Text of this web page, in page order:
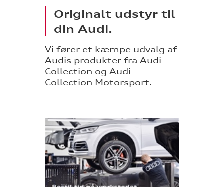
Originalt udstyr til
din Audi.
Vi fører et kæmpe udvalg af
Audis produkter fra Audi
Collection og Audi
Collection Motorsport.